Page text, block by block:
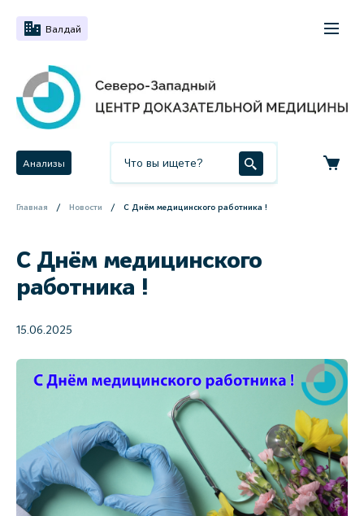
Валдай
Анализы
Главная Новости С Днём медицинского работника !
С Днём медицинского
работника !
15.06.2025